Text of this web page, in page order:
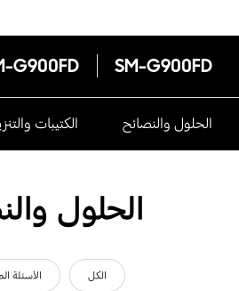
SM-G900FD
G900FD
الحلول والنصائح الكتيبات
الحلول
الكل الأسئلة